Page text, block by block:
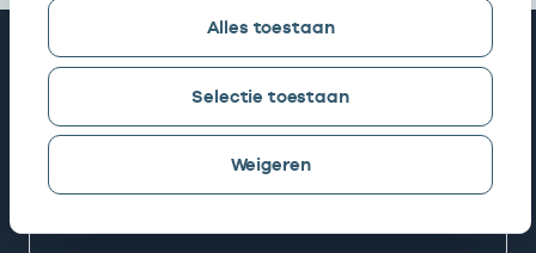
Alles toestaan
Selectie toestaan
Weigeren
Snel naar
AGB zoeken